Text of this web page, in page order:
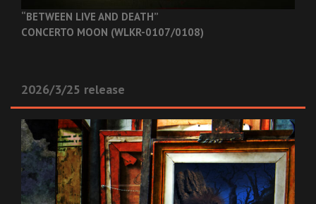
“BETWEEN LIVE AND DEATH”
CONCERTO MOON (WLKR-0107/0108)
2026/3/25 release